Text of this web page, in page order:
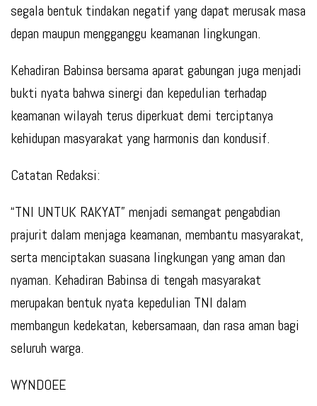
segala bentuk tindakan negatif yang dapat merusak masa
depan maupun mengganggu keamanan lingkungan.
Kehadiran Babinsa bersama aparat gabungan juga menjadi
bukti nyata bahwa sinergi dan kepedulian terhadap
keamanan wilayah terus diperkuat demi terciptanya
kehidupan masyarakat yang harmonis dan kondusif.
Catatan Redaksi:
“TNI UNTUK RAKYAT” menjadi semangat pengabdian
prajurit dalam menjaga keamanan, membantu masyarakat,
serta menciptakan suasana lingkungan yang aman dan
nyaman. Kehadiran Babinsa di tengah masyarakat
merupakan bentuk nyata kepedulian TNI dalam
membangun kedekatan, kebersamaan, dan rasa aman bagi
seluruh warga.
WYNDOEE